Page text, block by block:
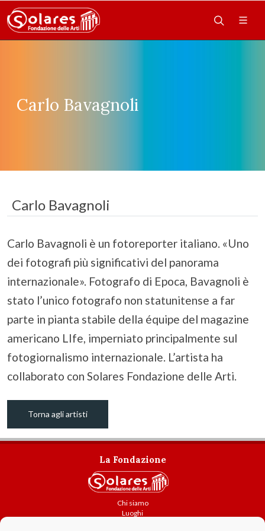
Carlo Bavagnoli
Carlo Bavagnoli
Carlo Bavagnoli è un fotoreporter italiano. «Uno
dei fotografi più significativi del panorama
internazionale». Fotografo di Epoca, Bavagnoli è
stato l’unico fotografo non statunitense a far
parte in pianta stabile della équipe del magazine
americano LIfe, imperniato principalmente sul
fotogiornalismo internazionale. L’artista ha
collaborato con Solares Fondazione delle Arti.
Torna agli artisti
La Fondazione
Chi siamo
Luoghi